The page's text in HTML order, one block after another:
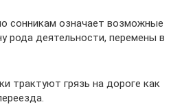
сонникам означает возможные
рода деятельности, перемены в
трактуют грязь на дороге как